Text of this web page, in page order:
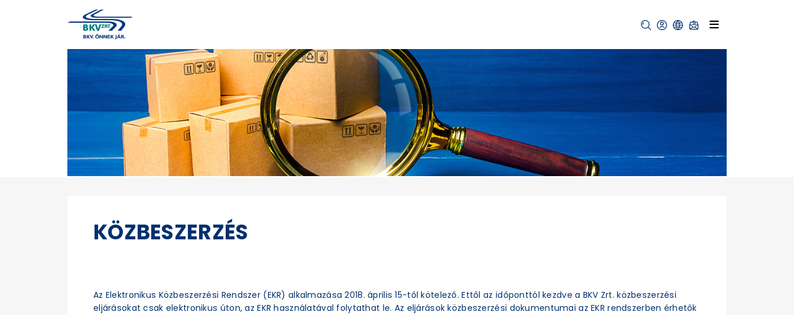
KÖZBESZERZÉS
Az Elektronikus Közbeszerzési Rendszer (EKR) alkalmazása 2018. április 15-től kötelező. Ettől az időponttól kezdve a BKV Zrt. közbeszerzési
eljárásokat csak elektronikus úton, az EKR használatával folytathat le. Az eljárások közbeszerzési dokumentumai az EKR rendszerben érhetők